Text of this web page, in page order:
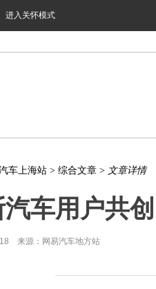
进入关怀模式
车上海站 > 综合文章 > 文章详情
车用户共
来源：网易汽车地方站